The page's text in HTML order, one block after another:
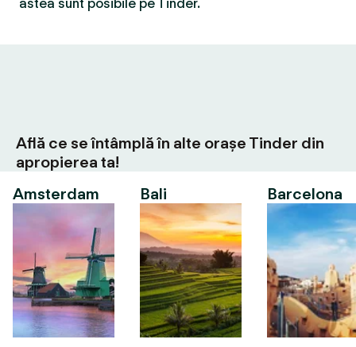
astea sunt posibile pe Tinder.
Află ce se întâmplă în alte orașe Tinder din
apropierea ta!
Amsterdam
Bali Barcelona